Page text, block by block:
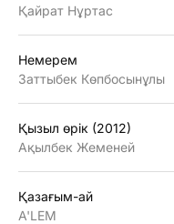
Қайрат Нұртас
Немерем
Заттыбек Көпбосынұлы
Қызыл өрiк (2012)
Ақылбек Жеменей
Қазағым-ай
A'LEM